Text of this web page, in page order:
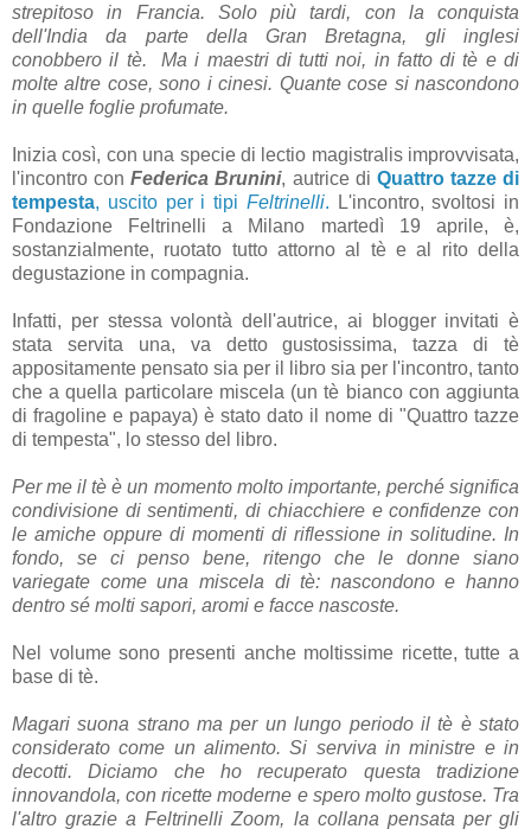
strepitoso in Francia. Solo più tardi, con la conquista
dell'India da parte della Gran Bretagna, gli inglesi
conobbero il tè. Ma i maestri di tutti noi, in fatto di tè e di
molte altre cose, sono i cinesi. Quante cose si nascondono
in quelle foglie profumate.
Inizia così, con una specie di lectio magistralis improvvisata,
l'incontro conFederica Brunini, autrice di Quattro tazze di
tempesta, uscito per i tipi Feltrinelli. L'incontro, svoltosi in
Fondazione Feltrinelli a Milano martedì 19 aprile, è,
sostanzialmente, ruotato tutto attorno al tè e al rito della
degustazione in compagnia.
Infatti, per stessa volontà dell'autrice, ai blogger invitati è
stata servita una, va detto gustosissima, tazza di tè
appositamente pensato sia per il libro sia per l'incontro, tanto
che a quella particolare miscela (un tè bianco con aggiunta
di fragoline e papaya) è stato dato il nome di "Quattro tazze
di tempesta", lo stesso del libro.
Per me il tè è un momento molto importante, perché significa
condivisione di sentimenti, di chiacchiere e confidenze con
le amiche oppure di momenti di riflessione in solitudine. In
fondo, se ci penso bene, ritengo che le donne siano
variegate come una miscela di tè: nascondono e hanno
dentro sé molti sapori, aromi e facce nascoste.
Nel volume sono presenti anche moltissime ricette, tutte a
base di tè.
Magari suona strano ma per un lungo periodo il tè è stato
considerato come un alimento. Si serviva in ministre e in
decotti. Diciamo che ho recuperato questa tradizione
innovandola, con ricette moderne e spero molto gustose. Tra
l'altro grazie a Feltrinelli Zoom, la collana pensata per gli